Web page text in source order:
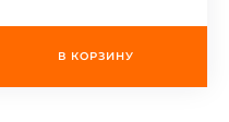
В КОРЗИНУ